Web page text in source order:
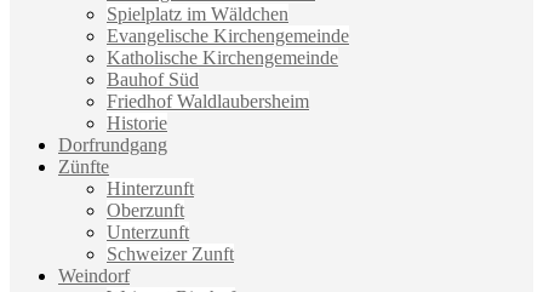
Spielplatz im Wäldchen
Evangelische Kirchengemeinde
Katholische Kirchengemeinde
Bauhof Süd
Friedhof Waldlaubersheim
Historie
Dorfrundgang
Zünfte
Hinterzunft
Oberzunft
Unterzunft
Schweizer Zunft
Weindorf